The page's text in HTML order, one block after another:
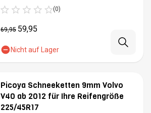
(0)
69,95 59,95
Nicht auf Lager
Picoya Schneeketten 9mm Volvo
V40 ab 2012 für Ihre Reifengröße
225/45R17